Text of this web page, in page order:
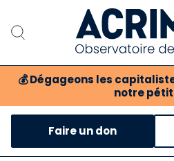
💰 Dégageons les
notre
Notre
Notre critique
Faire un don